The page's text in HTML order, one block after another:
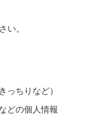
い。
っちりなど）
どの個人情報